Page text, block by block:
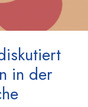
in der